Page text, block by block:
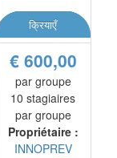
क्रियाएँ
€ 600,00
par groupe
10 stagiaires
par groupe
Propriétaire :
INNOPREV